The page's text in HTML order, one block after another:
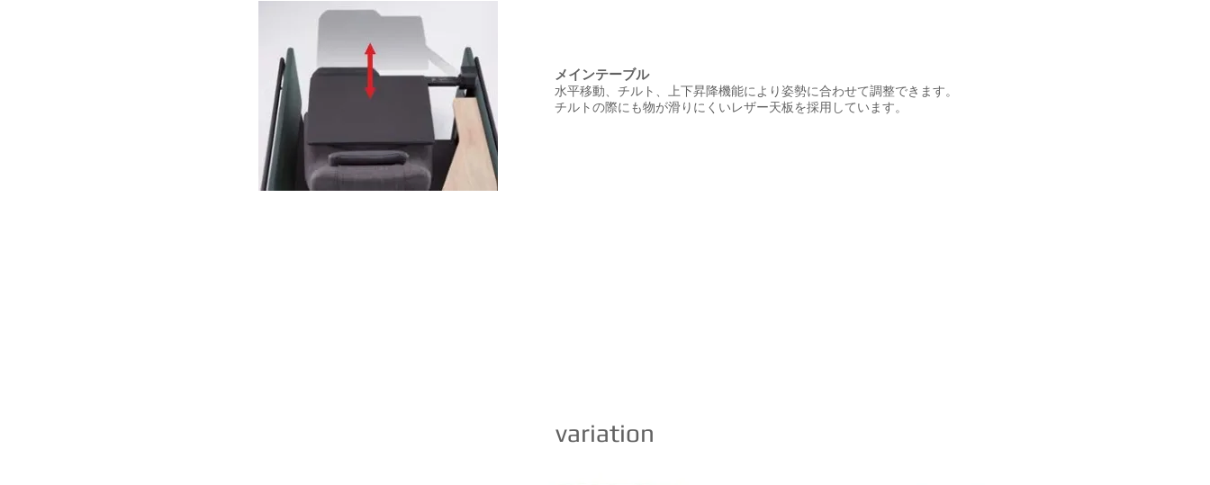
メインテーブル
水平移動、チルト、上下昇降機能により姿勢に合わせて調整できます。
​チルトの際にも物が滑りにくいレザー天板を採用しています。
variation